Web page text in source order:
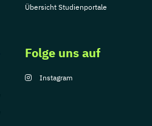
Übersicht Studienportale
Folge uns auf
Instagram